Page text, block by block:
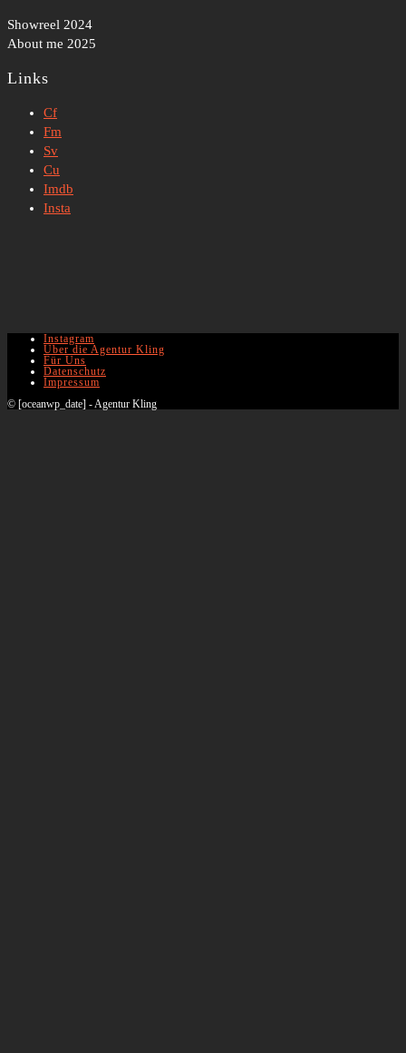
Showreel 2024
About me 2025
Links
Cf
Fm
Sv
Cu
Imdb
Insta
Instagram
Über die Agentur Kling
Für Uns
Datenschutz
Impressum
© [oceanwp_date] - Agentur Kling